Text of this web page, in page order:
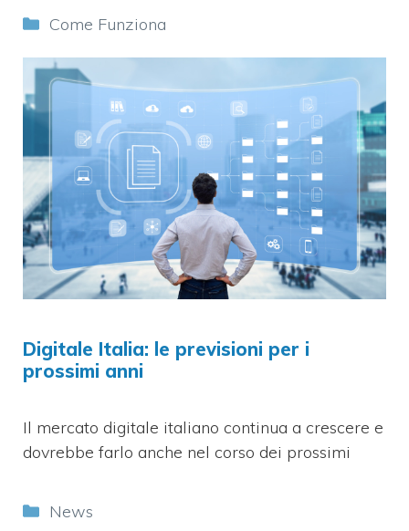
Categorie
Come Funziona
Digitale Italia: le previsioni per i
prossimi anni
Il mercato digitale italiano continua a crescere e
dovrebbe farlo anche nel corso dei prossimi
Categorie
News